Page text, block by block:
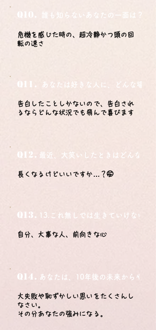
Q10. 誰も知らないあなたの一面は？
危機を感じた時の、超冷静かつ頭の回
転の速さ
Q11. あなたは好きな人に、どんな場所
告白したことしかないので、告白され
るならどんな状況でも飛んで喜びます
Q12. 最近、大笑いしたときはどんな時？
長くなるけどいいですか…？🤭
Q13. 13.これ無しでは生きていけないモ
自分、大事な人、前向きな心
Q14. あなたは、10年後の未来からやっ
大失敗や恥ずかしい思いをたくさんし
なさい。
その分あなたの強みになる。